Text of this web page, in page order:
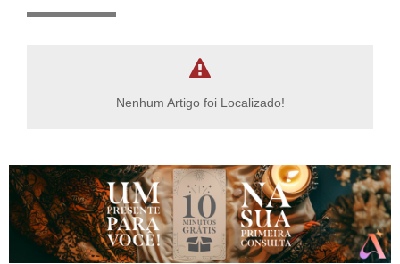
Nenhum Artigo foi Localizado!